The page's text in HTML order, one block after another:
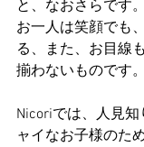
と、なおさらです。
お一人は笑顔でも
る、また、お目線
揃わないものです。
Nicoriでは、人見
ャイなお子様のた